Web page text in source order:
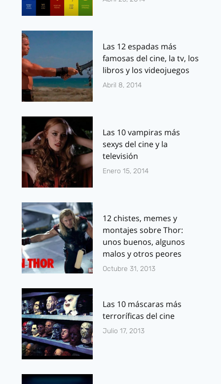
Las 12 espadas más
famosas del cine, la tv, los
libros y los videojuegos
Abril 8, 2014
Las 10 vampiras más
sexys del cine y la
televisión
Enero 15, 2014
12 chistes, memes y
montajes sobre Thor:
unos buenos, algunos
malos y otros peores
Octubre 31, 2013
Las 10 máscaras más
terroríficas del cine
Julio 17, 2013